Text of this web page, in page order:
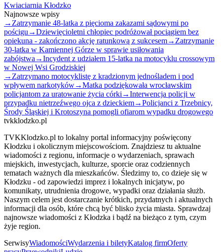
Kwiaciarnia Kłodzko
Najnowsze wpisy
→ Zatrzymanie 48-latka z pięcioma zakazami sądowymi po
pościgu →Dziewięcioletni chłopiec podróżował pociągiem bez
opiekuna - zakończono akcję ratunkową z sukcesem→ Zatrzymanie
30-latka w Kamiennej Górze w sprawie usiłowania
zabójstwa →Incydent z udziałem 15-latka na motocyklu crossowym
w Nowej Wsi Grodziskiej
→ Zatrzymano motocyklistę z kradzionym jednośladem i pod
wpływem narkotyków→Matka podziękowała wrocławskim
policjantom za uratowanie życia córki →Interwencja policji w
przypadku nietrzeźwego ojca z dzieckiem→Policjanci z Trzebnicy,
Środy Śląskiej i Krotoszyna pomogli ofiarom wypadku drogowego
tvkklodzko.pl
TVKKlodzko.pl to lokalny portal informacyjny poświęcony
Kłodzku i okolicznym miejscowościom. Znajdziesz tu aktualne
wiadomości z regionu, informacje o wydarzeniach, sprawach
miejskich, inwestycjach, kulturze, sporcie oraz codziennych
tematach ważnych dla mieszkańców. Śledzimy to, co dzieje się w
Kłodzku - od zapowiedzi imprez i lokalnych inicjatyw, po
komunikaty, utrudnienia drogowe, wypadki oraz działania służb.
Naszym celem jest dostarczanie krótkich, przydatnych i aktualnych
informacji dla osób, które chcą być blisko życia miasta. Sprawdzaj
najnowsze wiadomości z Kłodzka i bądź na bieżąco z tym, czym
żyje region.
SerwisyWiadomościWydarzenia i biletyKatalog firmOferty